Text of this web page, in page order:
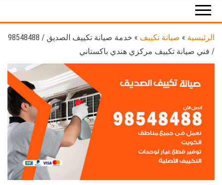
الرئيسية » صيانة تكييف »
خدمة صيانة تكييف الصديق / 98548488
/ فني صيانة تكييف مركزي هندي باكستاني